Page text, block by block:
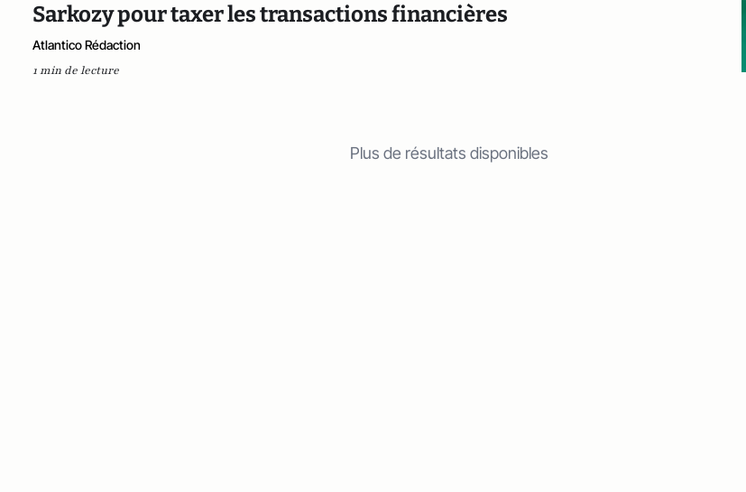
Sarkozy pour taxer les transactions financières
Atlantico Rédaction
1 min de lecture
Plus de résultats disponibles